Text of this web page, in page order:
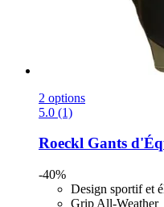
2 options
5.0 (1)
Roeckl Gants
-40%
Design sportif et
Grip All-Weather